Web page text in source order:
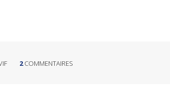
2 COMMENTAIRES